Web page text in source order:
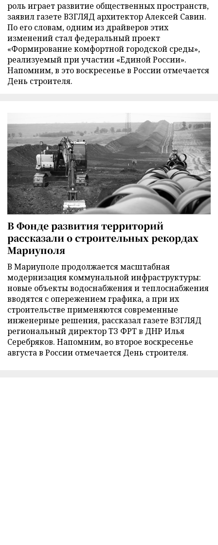
роль играет развитие общественных пространств,
заявил газете ВЗГЛЯД архитектор Алексей Савин.
По его словам, одним из драйверов этих
изменений стал федеральный проект
«Формирование комфортной городской среды»,
реализуемый при участии «Единой России».
Напомним, в это воскресенье в России отмечается
День строителя.
В Фонде развития территорий
рассказали о строительных рекордах
Мариуполя
В Мариуполе продолжается масштабная
модернизация коммунальной инфраструктуры:
новые объекты водоснабжения и теплоснабжения
вводятся с опережением графика, а при их
строительстве применяются современные
инженерные решения, рассказал газете ВЗГЛЯД
региональный директор ТЗ ФРТ в ДНР Илья
Серебряков. Напомним, во второе воскресенье
августа в России отмечается День строителя.